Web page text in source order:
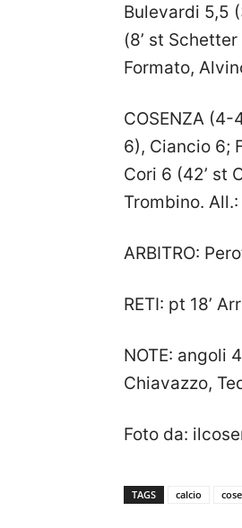
Bulevardi 5,5
(8’ st
Formato,
COSENZA
6), Ciancio 6;
Cori 6 (42’ st
Trombino. All.:
ARBITRO:
RETI: pt 18’
NOTE: angoli
Chiavazzo,
Foto da:
TAGS calcio